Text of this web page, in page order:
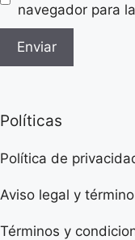
navegador para
Políticas
Política de
Aviso legal y
Términos y